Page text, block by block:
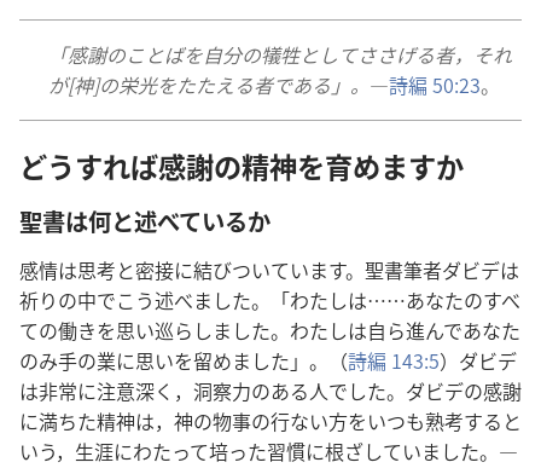
「感謝のことばを自分の犠牲としてささげる者，それ
が[神]の栄光をたたえる者である」。 ―詩編 50:23。
どうすれば感謝の精神を育めますか
聖書は何と述べているか
感情は思考と密接に結びついています。聖書筆者ダビデは
祈りの中でこう述べました。「わたしは……あなたのすべ
ての働きを思い巡らしました。わたしは自ら進んであなた
のみ手の業に思いを留めました」。（詩編 143:5）ダビデ
は非常に注意深く，洞察力のある人でした。ダビデの感謝
に満ちた精神は，神の物事の行ない方をいつも熟考すると
いう，生涯にわたって培った習慣に根ざしていました。―